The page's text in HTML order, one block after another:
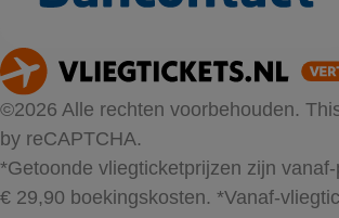
©2026 Alle rechten voorbehouden.
by reCAPTCHA.
*Getoonde vliegticketprijzen zijn
€ 29,90 boekingskosten. *Vanaf-